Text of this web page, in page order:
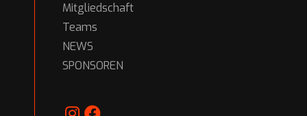
Mitgliedschaft
Teams
NEWS
SPONSOREN